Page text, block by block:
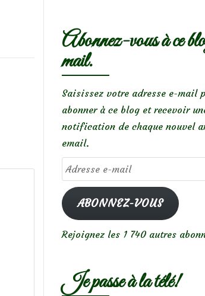
Abonnez-vous à ce
mail.
Saisissez votre adresse e-mail
abonner à ce blog et recevoir
notification de chaque nouvel
email.
Adresse
e-
mailABONNEZ-VOUS
Rejoignez les 1 740 autres
Je passe à la télé!